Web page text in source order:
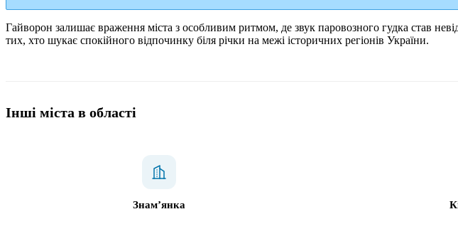
Гайворон залишає враження міста з особливим ритмом, де звук паровозного гудка став
тих, хто шукає спокійного відпочинку біля річки на межі історичних регіонів України.
Інші міста в області
Знам’янка